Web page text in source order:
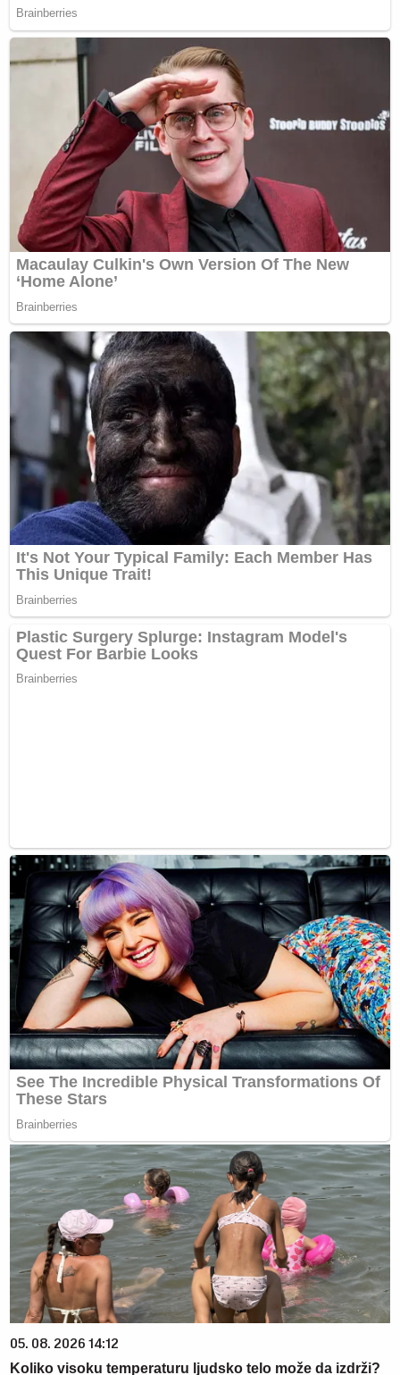
05. 08. 2026 14:12
Koliko visoku temperaturu ljudsko telo može da izdrži?